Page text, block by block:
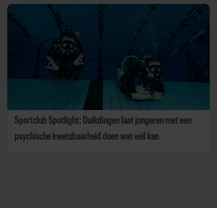
Sportclub Spotlight: Duikdingen laat jongeren met een
psychische kwetsbaarheid doen wat wél kan